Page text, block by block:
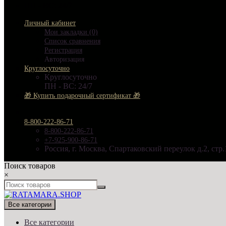
Личный кабинет
Мои закладки (0)
Список сравнения
Регистрация
Авторизация
Круглосуточно
Круглосуточно
ПН - ВС: 24/7
🎁 Купить подарочный сертификат 🎁
8-800-222-86-71
8-800-222-86-71
+7-925-900-86-71
Россия, г. Москва, Спартаковский переулок д.2,
Поиск товаров
×
Все категории
Все категории